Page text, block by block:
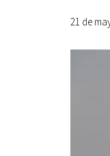
21 de